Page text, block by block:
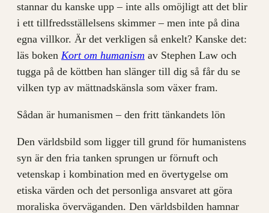
stannar du kanske upp – inte alls omöjligt att det blir
i ett tillfredsställelsens skimmer – men inte på dina
egna villkor. Är det verkligen så enkelt? Kanske det:
läs boken Kort om humanism av Stephen Law och
tugga på de köttben han slänger till dig så får du se
vilken typ av mättnadskänsla som växer fram.
Sådan är humanismen – den fritt tänkandets lön
Den världsbild som ligger till grund för humanistens
syn är den fria tanken sprungen ur förnuft och
vetenskap i kombination med en övertygelse om
etiska värden och det personliga ansvaret att göra
moraliska överväganden. Den världsbilden hamnar